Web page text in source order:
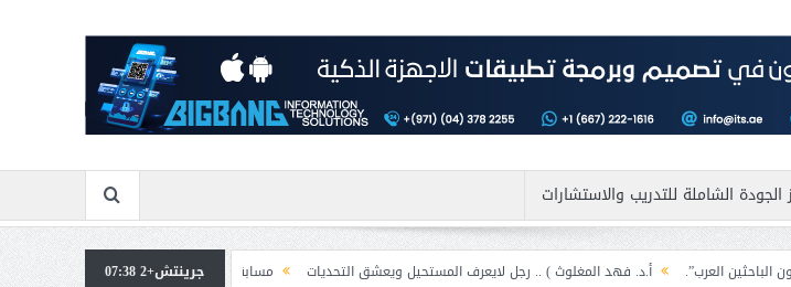
الجودة الشاملة للتدريب والاستشارات
أ.د. فهد المغلوث ) .. رجل لايعرف المستحيل ويعشق التحديات مسابقة المشيقح تعلن فرسان النسخة الخامسة
بمشاركة
جرينتش+2 07:38